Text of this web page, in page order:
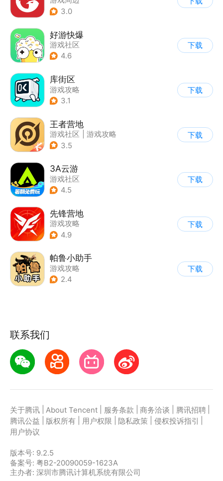
3.0
好游快爆
游戏社区
4.6
下载
库街区
游戏攻略
3.1
下载
王者营地
游戏社区
游戏攻略
3.5
下载
3A云游
游戏社区
4.5
下载
先锋营地
游戏攻略
4.9
下载
帕鲁小助手
游戏攻略
2.4
下载
联系我们
关于腾讯 About Tencent 服务条款 商务洽谈 腾讯招聘
腾讯公益
版权所有 用户权限 隐私政策 侵权投诉指引
用户协议
版本号: 9.2.5
备案号: 粤B2-20090059-1623A
主办者: 深圳市腾讯计算机系统有限公司